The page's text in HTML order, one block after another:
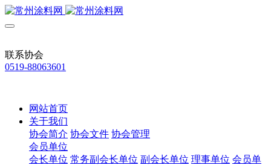
联系协会
0519-88063601
网站首页
关于我们
协会简介 协会文件 协会管理
会员单位
会长单位 常务副会长单位 副会长单位 理事单位 会员单